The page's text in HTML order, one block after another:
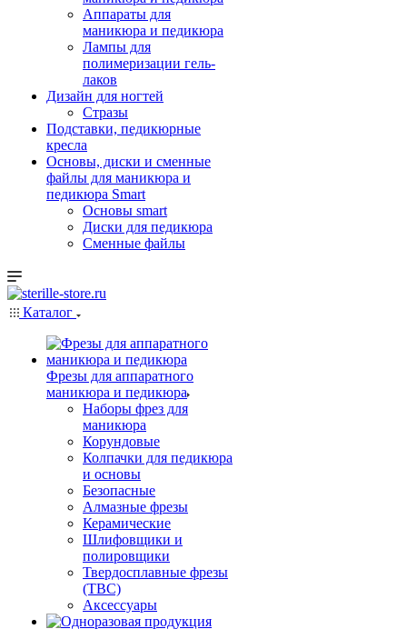
Аппараты для
маникюра и педикюра
Лампы для
полимеризации гель-
лаков
Дизайн для ногтей
Стразы
Подставки, педикюрные
кресла
Основы, диски и сменные
файлы для маникюра и
педикюра Smart
Основы smart
Диски для педикюра
Сменные файлы
Каталог
Фрезы для аппаратного
маникюра и педикюра
Наборы фрез для
маникюра
Корундовые
Колпачки для педикюра
и основы
Безопасные
Алмазные фрезы
Керамические
Шлифовщики и
полировщики
Твердосплавные фрезы
(ТВС)
Аксессуары